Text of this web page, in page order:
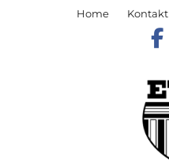
Home Kontakt